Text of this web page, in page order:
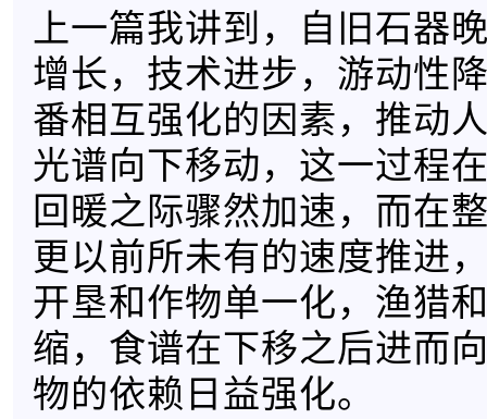
上一篇我讲到，自旧石器
增长，技术进步，游动性
番相互强化的因素，推动
光谱向下移动，这一过程
回暖之际骤然加速，而在
更以前所未有的速度推进
开垦和作物单一化，渔猎
缩，食谱在下移之后进而
物的依赖日益强化。